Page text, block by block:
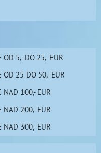
5,- DO 25,- EUR
OD 25 DO 50,- EUR
NAD 100,- EUR
NAD 200,- EUR
NAD 300,- EUR